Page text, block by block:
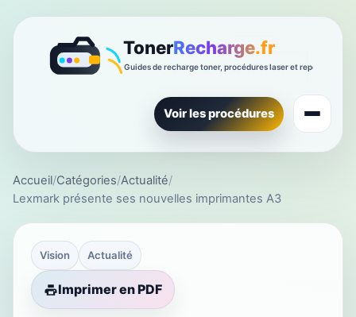
Voir les procédures
Accueil/Catégories/Actualité/
Lexmark présente ses nouvelles imprimantes A3
Vision Actualité
Imprimer en PDF